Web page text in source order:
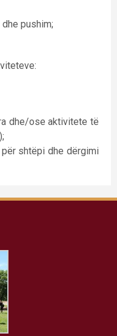
pushim;
dhe/ose aktivitete të
shtëpi dhe dërgimi